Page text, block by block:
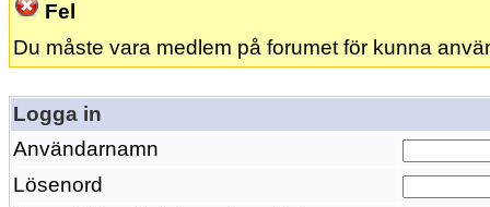
Fel
Du måste vara medlem på forumet för kunna
Logga in
Användarnamn
Lösenord